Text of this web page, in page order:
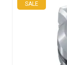
SALE